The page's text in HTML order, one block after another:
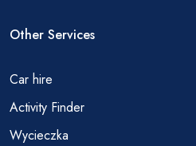
Other Services
Car hire
Activity Finder
Wycieczka